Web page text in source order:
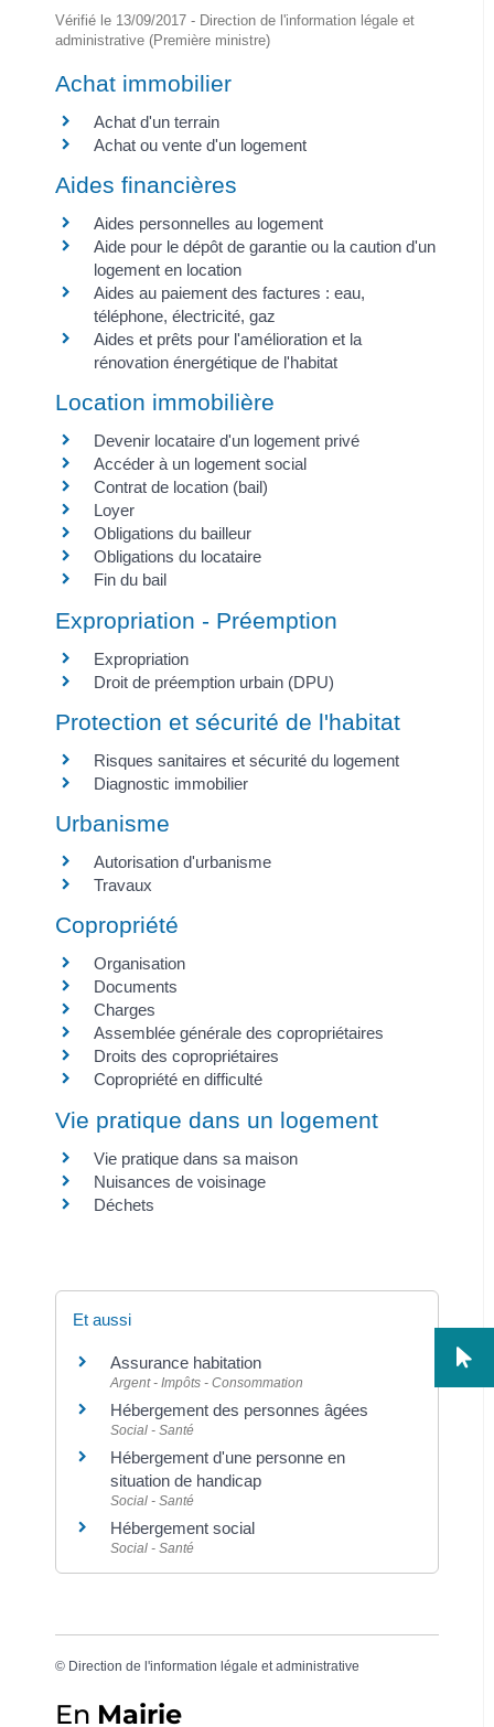
Vérifié le 13/09/2017 - Direction de l'information légale et
administrative (Première ministre)
Achat immobilier
Achat d'un terrain
Achat ou vente d'un logement
Aides financières
Aides personnelles au logement
Aide pour le dépôt de garantie ou la caution d'un
logement en location
Aides au paiement des factures : eau,
téléphone, électricité, gaz
Aides et prêts pour l'amélioration et la
rénovation énergétique de l'habitat
Location immobilière
Devenir locataire d'un logement privé
Accéder à un logement social
Contrat de location (bail)
Loyer
Obligations du bailleur
Obligations du locataire
Fin du bail
Expropriation - Préemption
Expropriation
Droit de préemption urbain (DPU)
Protection et sécurité de l'habitat
Risques sanitaires et sécurité du logement
Diagnostic immobilier
Urbanisme
Autorisation d'urbanisme
Travaux
Copropriété
Organisation
Documents
Charges
Assemblée générale des copropriétaires
Droits des copropriétaires
Copropriété en difficulté
Vie pratique dans un logement
Vie pratique dans sa maison
Nuisances de voisinage
Déchets
Et aussi
Assurance habitation
Argent - Impôts - Consommation
Hébergement des personnes âgées
Social - Santé
Hébergement d'une personne en
situation de handicap
Social - Santé
Hébergement social
Social - Santé
© Direction de l'information légale et administrative
En Mairie